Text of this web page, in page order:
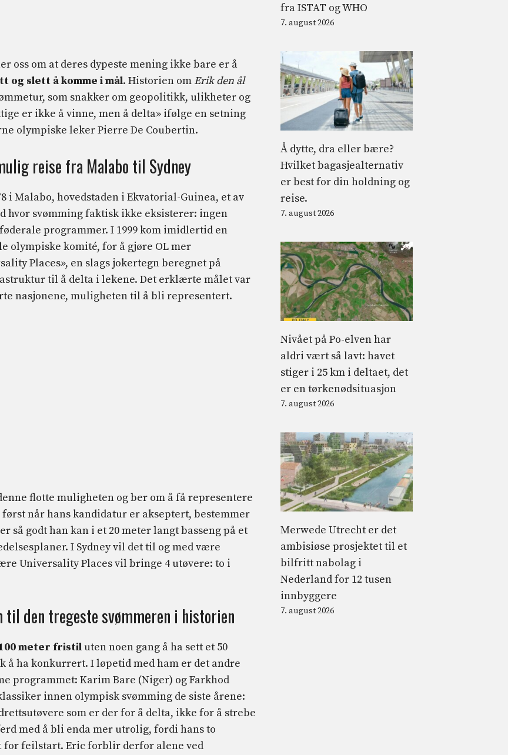
oss om at deres dypeste mening ikke bare er å
og slett å komme i mål. Historien om Erik den ål
som snakker om geopolitikk, ulikheter og
er ikke å vinne, men å delta» ifølge en setning
olympiske leker Pierre De Coubertin.
reise fra Malabo til Sydney
i Malabo, hovedstaden i Ekvatorial-Guinea, et av
hvor svømming faktisk ikke eksisterer: ingen
programmer. I 1999 kom imidlertid en
olympiske komité, for å gjøre OL mer
Places», en slags jokertegn beregnet på
til å delta i lekene. Det erklærte målet var
nasjonene, muligheten til å bli representert.
flotte muligheten og ber om å få representere
når hans kandidatur er akseptert, bestemmer
så godt han kan i et 20 meter langt basseng på et
I Sydney vil det til og med være
Universality Places vil bringe 4 utøvere: to i
til den tregeste svømmeren i historien
meter fristil uten noen gang å ha sett et 50
å ha konkurrert. I løpetid med ham er det andre
programmet: Karim Bare (Niger) og Farkhod
innen olympisk svømming de siste årene:
som er der for å delta, ikke for å strebe
med å bli enda mer utrolig, fordi hans to
for feilstart. Eric forblir derfor alene ved
fra ISTAT og WHO
7. august 2026
Å dytte, dra eller bære?
Hvilket bagasjealternativ
er best for din holdning og
reise.
7. august 2026
Nivået på Po-elven har
aldri vært så lavt: havet
stiger i 25 km i deltaet, det
er en tørkenødsituasjon
7. august 2026
Merwede Utrecht er det
ambisiøse prosjektet til et
bilfritt nabolag i
Nederland for 12 tusen
innbyggere
7. august 2026